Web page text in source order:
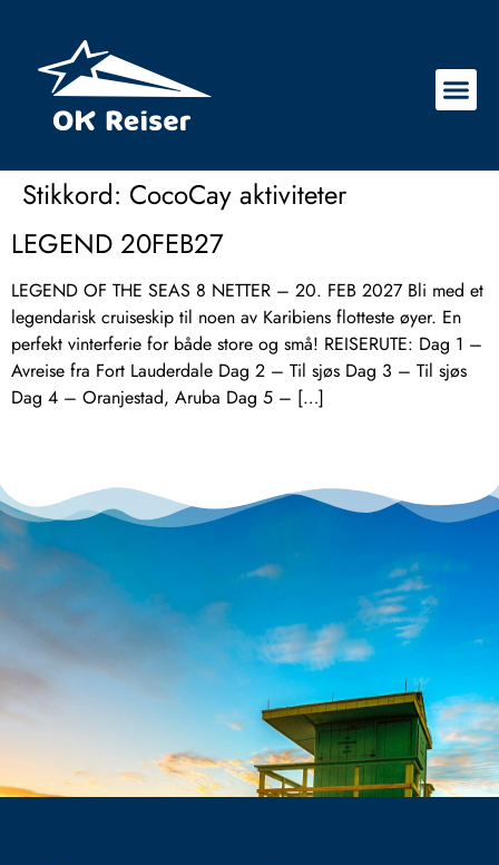
Stikkord: CocoCay aktiviteter
LEGEND 20FEB27
LEGEND OF THE SEAS 8 NETTER – 20. FEB 2027 Bli med et
legendarisk cruiseskip til noen av Karibiens flotteste øyer. En
perfekt vinterferie for både store og små! REISERUTE: Dag 1 –
Avreise fra Fort Lauderdale Dag 2 – Til sjøs Dag 3 – Til sjøs
Dag 4 – Oranjestad, Aruba Dag 5 – […]